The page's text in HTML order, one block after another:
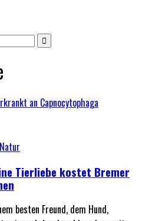
Tierliebe kostet Bremer
besten Freund, dem Hund,